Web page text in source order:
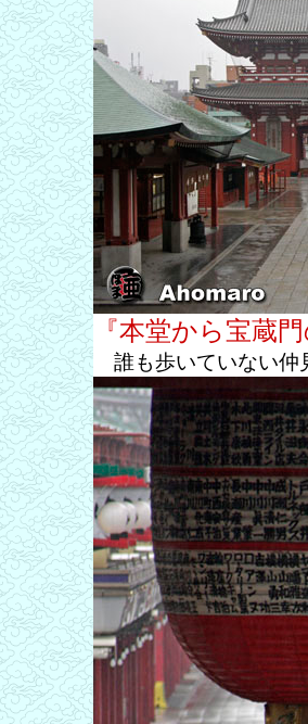
『本堂から宝蔵
誰も歩いていない仲